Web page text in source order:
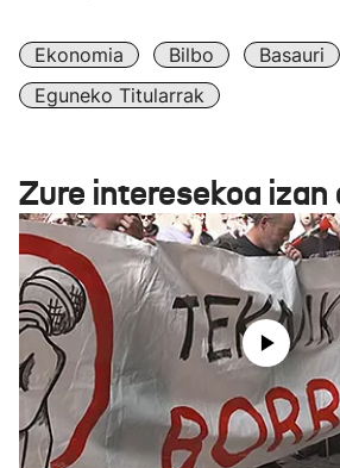
Ekonomia Bilbo Basauri
Eguneko Titularrak
Zure interesekoa izan